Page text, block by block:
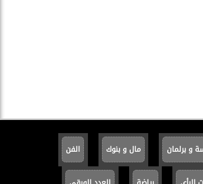
و برلمان مال و بنوك الفن